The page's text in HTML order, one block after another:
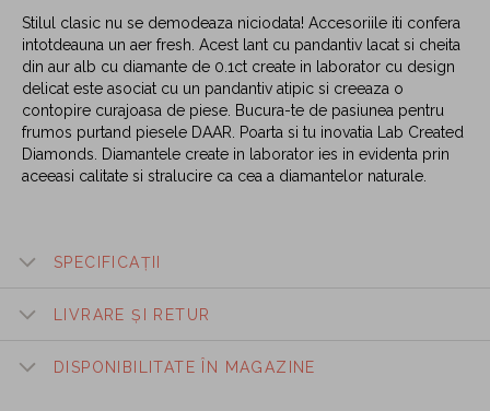
Stilul clasic nu se demodeaza niciodata! Accesoriile iti confera
intotdeauna un aer fresh. Acest lant cu pandantiv lacat si cheita
din aur alb cu diamante de 0.1ct create in laborator cu design
delicat este asociat cu un pandantiv atipic si creeaza o
contopire curajoasa de piese. Bucura-te de pasiunea pentru
frumos purtand piesele DAAR. Poarta si tu inovatia Lab Created
Diamonds. Diamantele create in laborator ies in evidenta prin
aceeasi calitate si stralucire ca cea a diamantelor naturale.
SPECIFICAȚII
LIVRARE ȘI RETUR
DISPONIBILITATE ÎN MAGAZINE